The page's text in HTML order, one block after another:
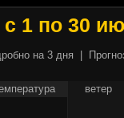
1 по 30
на 3 дня
ветер